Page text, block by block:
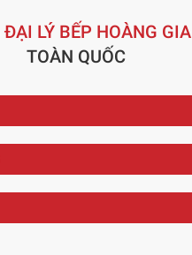
ĐẠI LÝ BẾP HOÀNG GIA
TOÀN QUỐC